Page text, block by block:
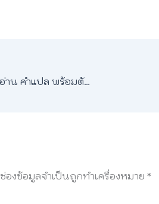
วิทยาศาสตร์ ภาษาอังกฤษ 🧪 รวมคำศัพท์ คำอ่าน คำแปล พร้อมตัวอย่าง | Eng-Panda
ช่องข้อมูลจำเป็นถูกทำเครื่องหมาย *